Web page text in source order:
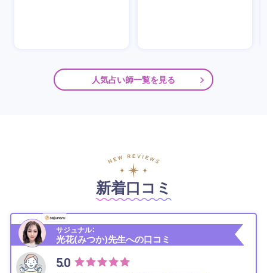
人気占い師一覧を見る
新着口コミ
サジュナル：
光花(みつか)先生への口コミ
5.0